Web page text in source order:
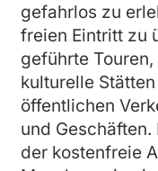
gefahrlos zu
freien Eintritt zu
geführte
kulturelle
öffentlichen
und
der kostenfreie